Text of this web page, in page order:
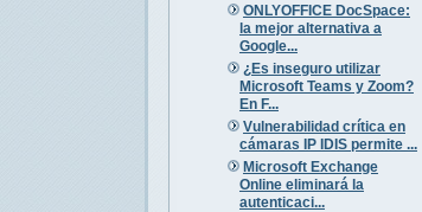
ONLYOFFICE DocSpace:
la mejor alternativa a
Google...
¿Es inseguro utilizar
Microsoft Teams y Zoom?
En F...
Vulnerabilidad crítica en
cámaras IP IDIS permite ...
Microsoft Exchange
Online eliminará la
autenticaci...